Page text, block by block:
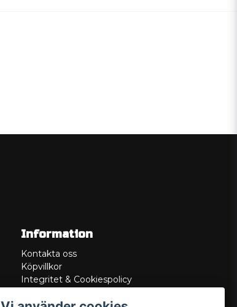
Information
Kontakta oss
Köpvillkor
Integritet & Cookiespolicy